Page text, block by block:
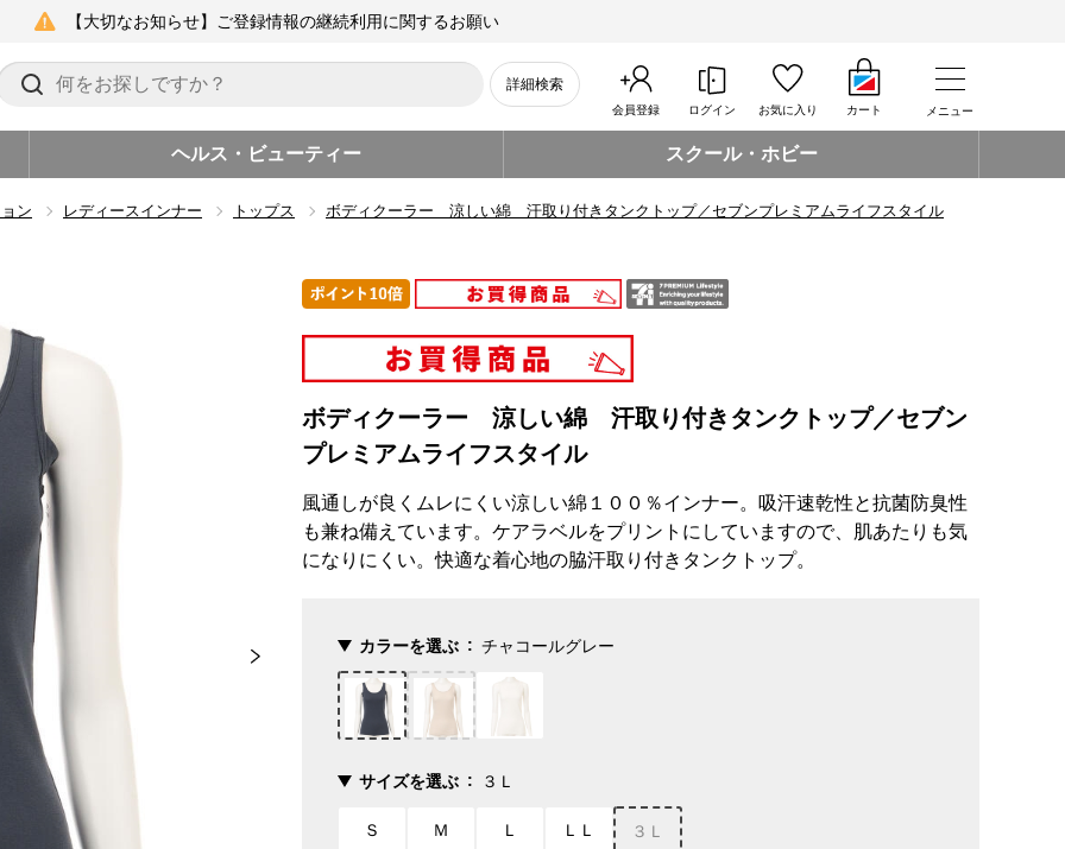
【大切なお知らせ】ご登録情報の継続利用に関するお願い
詳細検索
会員登録 ログイン お気に入り カート メニュー
ヘルス・ビューティー スクール・ホビー
ン レディースインナー トップス ボディクーラー 涼しい綿 汗取り付きタンクトップ／セブンプレミアムライフスタイル
ボディクーラー 涼しい綿 汗取り付きタンクトップ／セブン
プレミアムライフスタイル
風通しが良くムレにくい涼しい綿１００％インナー。吸汗速乾性と抗菌防臭性
も兼ね備えています。ケアラベルをプリントにしていますので、肌あたりも気
になりにくい。快適な着心地の脇汗取り付きタンクトップ。
カラーを選ぶ チャコールグレー
サイズを選ぶ ３Ｌ
Ｓ Ｍ Ｌ ＬＬ ３Ｌ